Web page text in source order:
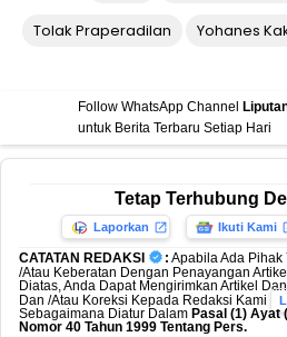
Tolak Praperadilan Yohanes
Follow WhatsApp Channel
untuk Berita Terbaru Setiap Hari
Tetap Terhubung
Laporkan Ikuti Kami
CATATAN REDAKSI : Apabila Ada Pihak
/Atau Keberatan Dengan Penayangan
Diatas, Anda Dapat Mengirimkan Artikel
Dan /Atau Koreksi Kepada Redaksi Kami
Sebagaimana Diatur Dalam Pasal (1) Ayat
Nomor 40 Tahun 1999 Tentang Pers.